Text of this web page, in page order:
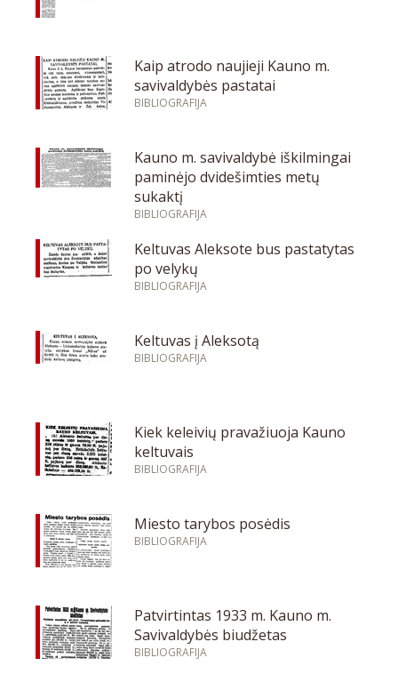
Kaip atrodo naujieji Kauno m.
savivaldybės pastatai
BIBLIOGRAFIJA
Kauno m. savivaldybė iškilmingai
paminėjo dvidešimties metų
sukaktį
BIBLIOGRAFIJA
Keltuvas Aleksote bus pastatytas
po velykų
BIBLIOGRAFIJA
Keltuvas į Aleksotą
BIBLIOGRAFIJA
Kiek keleivių pravažiuoja Kauno
keltuvais
BIBLIOGRAFIJA
Miesto tarybos posėdis
BIBLIOGRAFIJA
Patvirtintas 1933 m. Kauno m.
Savivaldybės biudžetas
BIBLIOGRAFIJA